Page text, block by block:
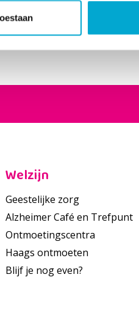
Welzijn
Geestelijke zorg
Alzheimer Café en Trefpunt
Ontmoetingscentra
Haags ontmoeten
Blijf je nog even?